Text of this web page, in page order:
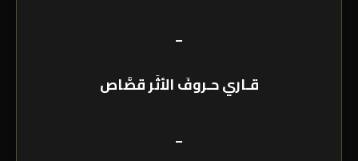
_
قـاري حـروفَ الأثَر قصَّاص
_